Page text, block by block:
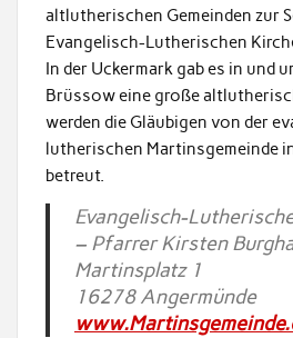
altlutherischen Gemeinden zur
Evangelisch-Lutherischen
In der Uckermark gab es in und
Brüssow eine große
werden die Gläubigen von der
lutherischen Martinsgemeinde
betreut.
Evangelisch-
– Pfarrer Kirsten
Martinsplatz 1
16278 Angermünde